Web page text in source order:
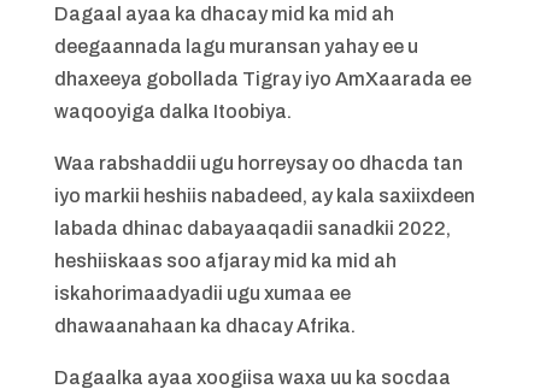
Dagaal ayaa ka dhacay mid ka mid ah
deegaannada lagu muransan yahay ee u
dhaxeeya gobollada Tigray iyo AmXaarada ee
waqooyiga dalka Itoobiya.
Waa rabshaddii ugu horreysay oo dhacda tan
iyo markii heshiis nabadeed, ay kala saxiixdeen
labada dhinac dabayaaqadii sanadkii 2022,
heshiiskaas soo afjaray mid ka mid ah
iskahorimaadyadii ugu xumaa ee
dhawaanahaan ka dhacay Afrika.
Dagaalka ayaa xoogiisa waxa uu ka socdaa